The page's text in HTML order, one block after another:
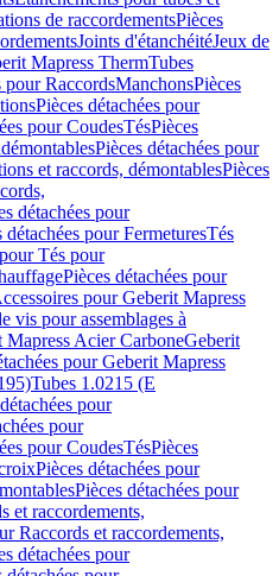
de raccordementsPièces
Joints d'étanchéitéJeux de
Mapress ThermTubes
pour RaccordsManchonsPièces
Pièces détachées pour
pour CoudesTésPièces
Pièces détachées pour
et raccords, démontablesPièces
détachées pour
détachées pour FermeturesTés
Tés pour
Pièces détachées pour
pour Geberit Mapress
vis pour assemblages à
Mapress Acier CarboneGeberit
pour Geberit Mapress
Tubes 1.0215 (E
pour
pour
pour CoudesTésPièces
Pièces détachées pour
Pièces détachées pour
et raccordements,
Raccords et raccordements,
détachées pour